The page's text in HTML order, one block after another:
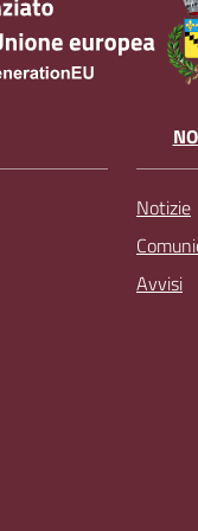
Notizie
Avvisi